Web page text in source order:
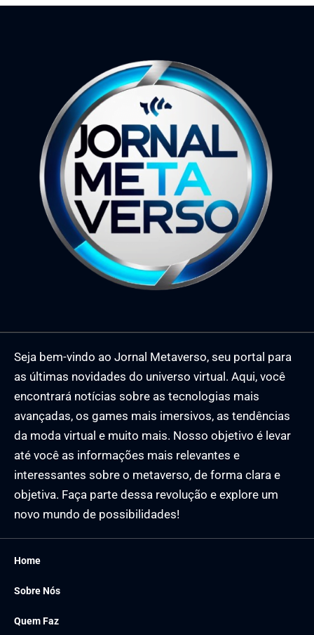
Seja bem-vindo ao Jornal Metaverso, seu portal para
as últimas novidades do universo virtual. Aqui, você
encontrará notícias sobre as tecnologias mais
avançadas, os games mais imersivos, as tendências
da moda virtual e muito mais. Nosso objetivo é levar
até você as informações mais relevantes e
interessantes sobre o metaverso, de forma clara e
objetiva. Faça parte dessa revolução e explore um
novo mundo de possibilidades!
Home
Sobre Nós
Quem Faz